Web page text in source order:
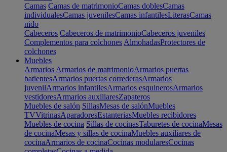
Camas Camas de matrimonioCamas doblesCamas
individualesCamas juvenilesCamas infantilesLiterasCamas
nido
Cabeceros Cabeceros de matrimonioCabeceros juveniles
Complementos para colchones AlmohadasProtectores de
colchones
Muebles
Armarios Armarios de matrimonioArmarios puertas
batientesArmarios puertas correderasArmarios
juvenilArmarios infantilesArmarios esquinerosArmarios
vestidoresArmarios auxiliaresZapateros
Muebles de salón SillasMesas de salónMuebles
TVVitrinasAparadoresEstanteriasMuebles recibidores
Muebles de cocina Sillas de cocinasTaburetes de cocinaMesas
de cocinaMesas y sillas de cocinaMuebles auxiliares de
cocinaArmarios de cocinaCocinas modularesCocinas